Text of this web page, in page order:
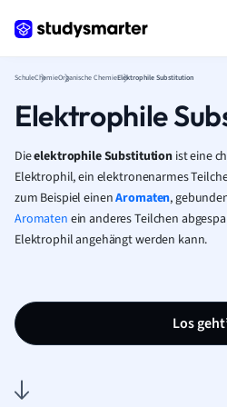
SchuleChemieOrganische ChemieElektrophile Substitution
Elektrophile
Dieelektrophile Substitutionist eine
Elektrophil, ein elektronenarmes
zum Beispiel einenAromaten,
Aromaten ein anderes Teilchen
Elektrophil angehängt werden kann.
Los